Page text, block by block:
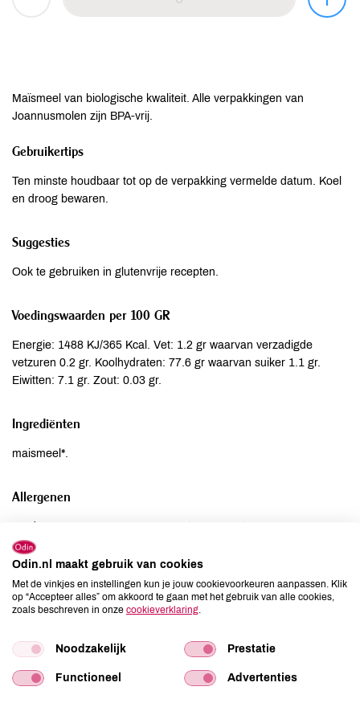
Maïsmeel van biologische kwaliteit. Alle verpakkingen van
Joannusmolen zijn BPA-vrij.
Gebruikertips
Ten minste houdbaar tot op de verpakking vermelde datum. Koel
en droog bewaren.
Suggesties
Ook te gebruiken in glutenvrije recepten.
Voedingswaarden per 100 GR
Energie: 1488 KJ/365 Kcal. Vet: 1.2 gr waarvan verzadigde
vetzuren 0.2 gr. Koolhydraten: 77.6 gr waarvan suiker 1.1 gr.
Eiwitten: 7.1 gr. Zout: 0.03 gr.
Ingrediënten
maismeel*.
Allergenen
Ei
Gluten
niet aanwezig
Lactose
kan bevatten
Lupine
kan bevatten
Noten
kan bevatten
Schaaldieren
niet aanwezig
Odin.nl maakt gebruik van cookies
Met de vinkjes en instellingen kun je jouw cookievoorkeuren aanpassen. Klik
op “Accepteer alles” om akkoord te gaan met het gebruik van alle cookies,
zoals beschreven in onze cookieverklaring
Noodzakelijk Prestatie
Functioneel Advertenties